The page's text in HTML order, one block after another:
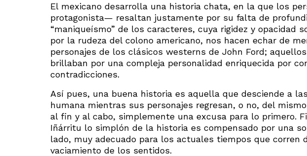
El mexicano desarrolla una historia chata, en la que los
protagonista— resaltan justamente por su falta de
“maniqueísmo” de los caracteres, cuya rigidez y opacidad
por la rudeza del colono americano, nos hacen echar de
personajes de los clásicos westerns de John Ford;
brillaban por una compleja personalidad enriquecida por
contradicciones.
Así pues, una buena historia es aquella que desciende a
humana mientras sus personajes regresan, o no, del
al fin y al cabo, simplemente una excusa para lo primero.
Iñárritu lo simplón de la historia es compensado por una
lado, muy adecuado para los actuales tiempos que corren
vaciamiento de los sentidos.